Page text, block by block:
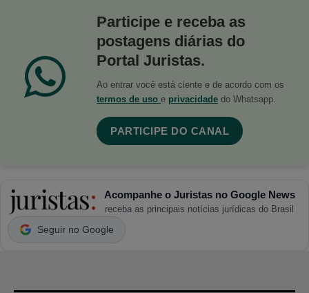
Participe e receba as
postagens diárias do
Portal Juristas.
Ao entrar você está ciente e de acordo com os
termos de uso e privacidade do Whatsapp.
PARTICIPE DO CANAL
Acompanhe o Juristas no Google News
receba as principais notícias jurídicas do Brasil
Seguir no Google